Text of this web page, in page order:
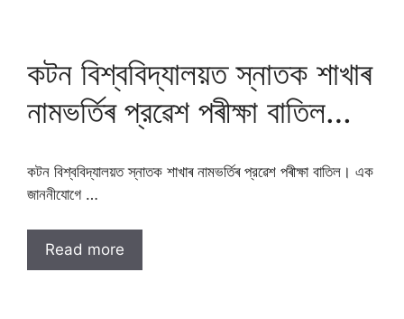
কটন বিশ্ববিদ্যালয়ত স্নাতক শাখাৰ
নামভৰ্তিৰ প্রৱেশ পৰীক্ষা বাতিল…
কটন বিশ্ববিদ্যালয়ত স্নাতক শাখাৰ নামভৰ্তিৰ প্রৱেশ পৰীক্ষা বাতিল। এক
জাননীযোগে …
Read more